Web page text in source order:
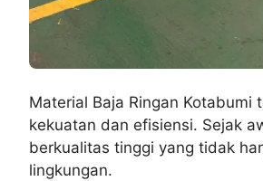
Material Baja Ringan
kekuatan dan efisiensi. Sejak
berkualitas tinggi yang tidak
lingkungan.